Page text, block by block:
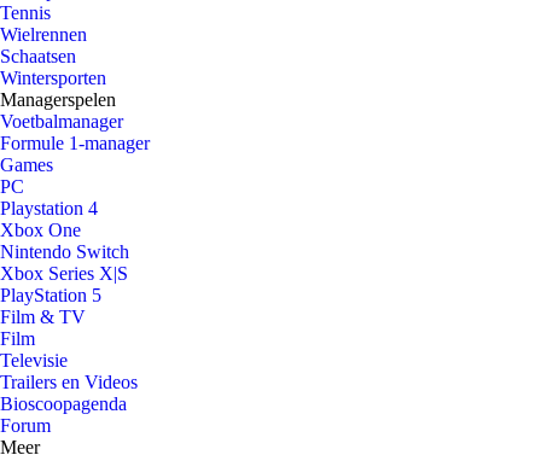
Tennis
Wielrennen
Schaatsen
Wintersporten
Managerspelen
Voetbalmanager
Formule 1-manager
Games
PC
Playstation 4
Xbox One
Nintendo Switch
Xbox Series X|S
PlayStation 5
Film & TV
Film
Televisie
Trailers en Videos
Bioscoopagenda
Forum
Meer